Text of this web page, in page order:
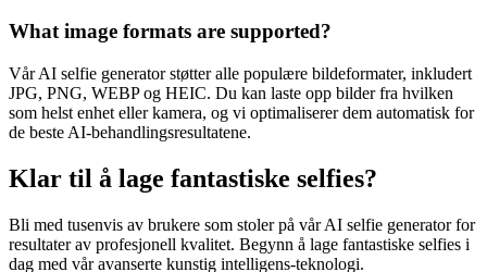
What image formats are supported?
Vår AI selfie generator støtter alle populære bildeformater, inkludert
JPG, PNG, WEBP og HEIC. Du kan laste opp bilder fra hvilken
som helst enhet eller kamera, og vi optimaliserer dem automatisk for
de beste AI-behandlingsresultatene.
Klar til å lage fantastiske selfies?
Bli med tusenvis av brukere som stoler på vår AI selfie generator for
resultater av profesjonell kvalitet. Begynn å lage fantastiske selfies i
dag med vår avanserte kunstig intelligens-teknologi.